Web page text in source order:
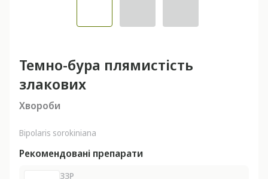
Темно-бура плямистість
злакових
Хвороби
Bipolaris sorokiniana
Рекомендовані препарати
ЗЗР